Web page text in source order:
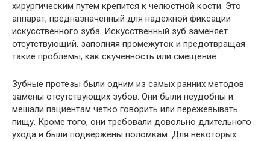
хирургическим путем крепится к челюстной кости. Это
аппарат, предназначенный для надежной фиксации
искусственного зуба. Искусственный зуб заменяет
отсутствующий, заполняя промежуток и предотвращая
такие проблемы, как скученность или смещение.
Зубные протезы были одним из самых ранних методов
замены отсутствующих зубов. Они были неудобны и
мешали пациентам четко говорить или пережевывать
пищу. Кроме того, они требовали довольно длительного
ухода и были подвержены поломкам. Для некоторых